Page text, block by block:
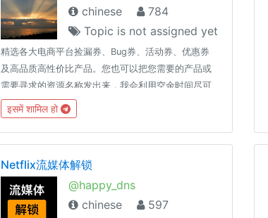
chinese
784
Topic is not assigned yet
精选各大电商平台捡漏券、Bug券、活动券、优惠券
及高品质高性价比产品。您也可以把您需要的产品或
需要寻求的资源名称发出来，我会利用空余时间尽可
能为您找到优惠的产品及资源。更多资源见：优选资
源频道 https://t.me/valueshare【注】本群组只接受
有资源需求询问或讨论，不涉及政治、宗教、文化及
主可以不警示直接将发布人封禁，并删除其发布的信
息！
इसमें शामिल हो
Netflix流媒体解锁
@happy_dns
chinese
597